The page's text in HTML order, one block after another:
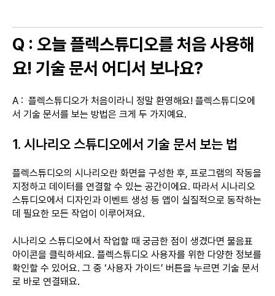
Q : 오늘 플렉스튜디오를 처음 사용해
요! 기술 문서 어디서 보나요?
A : 플렉스튜디오가 처음이라니 정말 환영해요! 플렉스튜디오에
서 기술 문서를 보는 방법은 크게 두 가지예요.
1. 시나리오 스튜디오에서 기술 문서 보는 법
플렉스튜디오의 시나리오란 화면을 구성한 후, 프로그램의 작동을
지정하고 데이터를 연결할 수 있는 공간이에요. 따라서 시나리오
스튜디오에서 디자인과 이벤트 생성 등 앱이 실질적으로 동작하는
데 필요한 모든 작업이 이루어져요.
시나리오 스튜디오에서 작업할 때 궁금한 점이 생겼다면 물음표
아이콘을 클릭하세요. 플렉스튜디오 사용자를 위한 다양한 정보를
확인할 수 있어요. 그 중 ‘사용자 가이드’ 버튼을 누르면 기술 문서
로 바로 연결돼요.